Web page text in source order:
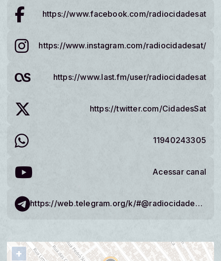
https://www.facebook.com/radiocidadesat
https://www.instagram.com/radiocidadesat/
https://www.last.fm/user/radiocidadesat
https://twitter.com/CidadesSat
11940243305
Acessar canal
https://web.telegram.org/k/#@radiocidadesat
+